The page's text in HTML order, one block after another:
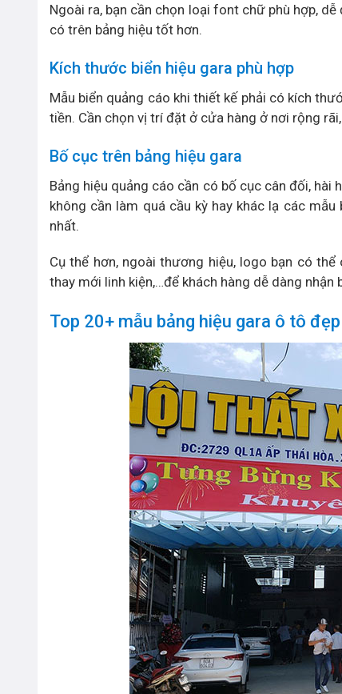
Ngoài ra, bạn cần chọn loại font chữ phù hợp,
có trên bảng hiệu tốt hơn.
Kích thước biển hiệu gara phù hợp
Mẫu biển quảng cáo khi thiết kế phải có kích
tiền. Cần chọn vị trí đặt ở cửa hàng ở nơi rộng
Bố cục trên bảng hiệu gara
Bảng hiệu quảng cáo cần có bố cục cân đối,
không cần làm quá cầu kỳ hay khác lạ các
nhất.
Cụ thể hơn, ngoài thương hiệu, logo bạn có
thay mới linh kiện,…để khách hàng dễ dàng nhận
Top 20+ mẫu bảng hiệu gara ô tô